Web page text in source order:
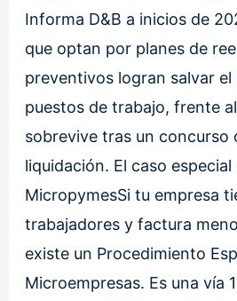
Informa D&B a inicios de
que optan por planes de
preventivos logran salvar el
puestos de trabajo, frente
sobrevive tras un concurso
liquidación. El caso especial
MicropymesSi tu empresa
trabajadores y factura
existe un Procedimiento
Microempresas. Es una vía